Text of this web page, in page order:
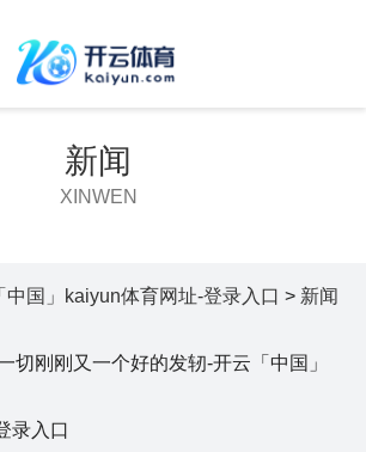
新闻
XINWEN
中国」kaiyun体育网址-登录入口 > 新闻
切刚刚又一个好的发轫-开云「中国」
录入口